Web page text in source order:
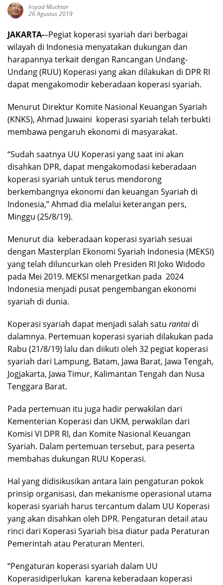
Irsyad Muchtar
26 Agustus 2019
JAKARTA-–Pegiat koperasi syariah dari berbagai
wilayah di Indonesia menyatakan dukungan dan
harapannya terkait dengan Rancangan Undang-
Undang (RUU) Koperasi yang akan dilakukan di DPR RI
dapat mengakomodir keberadaan koperasi syariah.
Menurut Direktur Komite Nasional Keuangan Syariah
(KNKS), Ahmad Juwaini koperasi syariah telah terbukti
membawa pengaruh ekonomi di masyarakat.
“Sudah saatnya UU Koperasi yang saat ini akan
disahkan DPR, dapat mengakomodasi keberadaan
koperasi syariah untuk terus mendorong
berkembangnya ekonomi dan keuangan Syariah di
Indonesia,” Ahmad dia melalui keterangan pers,
Minggu (25/8/19).
Menurut dia keberadaan koperasi syariah sesuai
dengan Masterplan Ekonomi Syariah Indonesia (MEKSI)
yang telah diluncurkan oleh Presiden RI Joko Widodo
pada Mei 2019. MEKSI menargetkan pada 2024
Indonesia menjadi pusat pengembangan ekonomi
syariah di dunia.
Koperasi syariah dapat menjadi salah satu rantaidi
dalamnya. Pertemuan koperasi syariah dilakukan pada
Rabu (21/8/19) lalu dan diikuti oleh 32 pegiat koperasi
syariah dari Lampung, Batam, Jawa Barat, Jawa Tengah,
Jogjakarta, Jawa Timur, Kalimantan Tengah dan Nusa
Tenggara Barat.
Pada pertemuan itu juga hadir perwakilan dari
Kementerian Koperasi dan UKM, perwakilan dari
Komisi VI DPR RI, dan Komite Nasional Keuangan
Syariah. Dalam pertemuan tersebut, para peserta
membahas dukungan RUU Koperasi.
Hal yang didisikusikan antara lain pengaturan pokok
prinsip organisasi, dan mekanisme operasional utama
koperasi syariah harus tercantum dalam UU Koperasi
yang akan disahkan oleh DPR. Pengaturan detail atau
rinci dari Koperasi Syariah bisa diatur pada Peraturan
Pemerintah atau Peraturan Menteri.
“Pengaturan koperasi syariah dalam UU
Koperasidiperlukan karena keberadaan koperasi